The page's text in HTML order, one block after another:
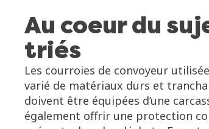
Au coeur du
triés
Les courroies de convoyeur
varié de matériaux durs et
doivent être équipées d’une
également offrir une protection